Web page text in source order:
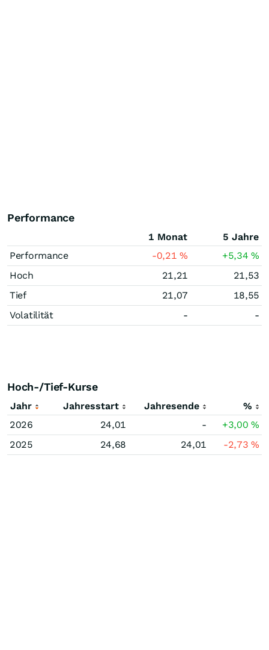
Performance
1 Monat
5 Jahre
Performance
-0,21% +5,34%
Hoch
21,21
21,53
Tief
21,07
18,55
Volatilität
- -
Hoch-/Tief-Kurse
Jahr Jahresstart Jahresende
%
2026
24,01 - +3,00%
2025
24,68 24,01 -2,73%